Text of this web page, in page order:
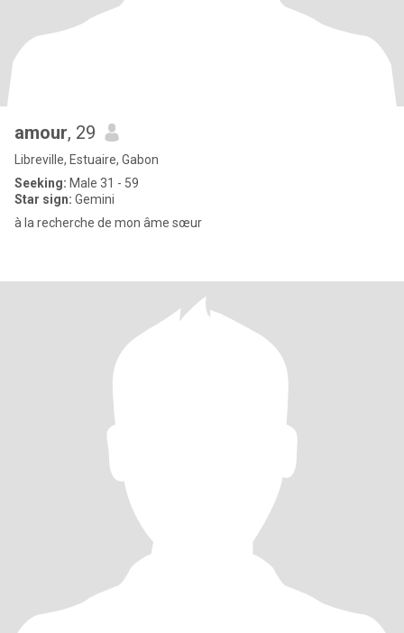
amour, 29
Libreville, Estuaire, Gabon
Seeking: Male 31 - 59
Star sign: Gemini
à la recherche de mon âme sœur